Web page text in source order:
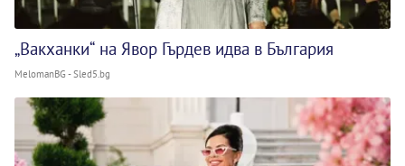
„Вакханки“ на Явор Гърдев идва в България
MelomanBG - Sled5.bg